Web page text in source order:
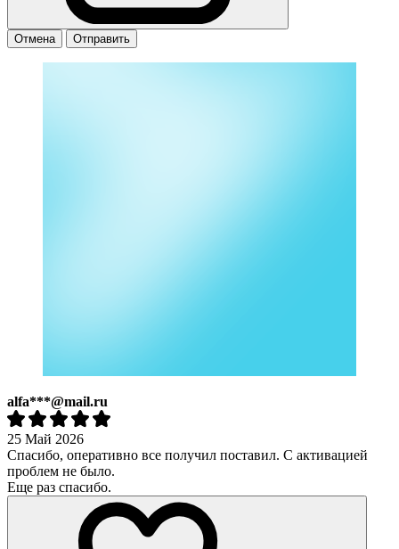
Отмена Отправить
alfa***@mail.ru
25 Май 2026
Спасибо, оперативно все получил поставил. С активацией
проблем не было.
Еще раз спасибо.